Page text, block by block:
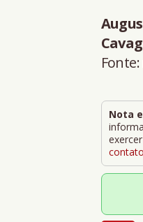
Fonte:
Nota